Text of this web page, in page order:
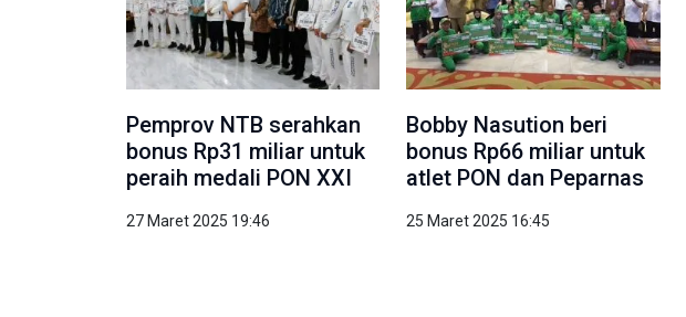
Pemprov NTB serahkan
bonus Rp31 miliar untuk
peraih medali PON XXI
27 Maret 2025 19:46
Bobby Nasution beri
bonus Rp66 miliar untuk
atlet PON dan Peparnas
25 Maret 2025 16:45